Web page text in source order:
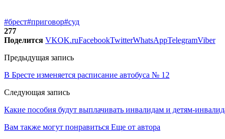
#брест#приговор#суд
277
Поделится VKOK.ruFacebookTwitterWhatsAppTelegramViber
Предыдущая запись
В Бресте изменяется расписание автобуса № 12
Следующая запись
Какие пособия будут выплачивать инвалидам и детям-
Вам также могут понравиться Еще от автора